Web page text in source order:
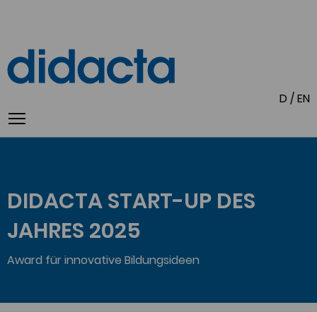
D /EN
DIDACTA START-UP DES
JAHRES 2025
Award für innovative Bildungsideen